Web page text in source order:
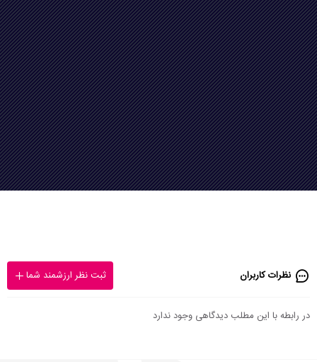
نظرات کاربران ثبت نظر ارزشمند شما
در رابطه با این مطلب دیدگاهی وجود ندارد